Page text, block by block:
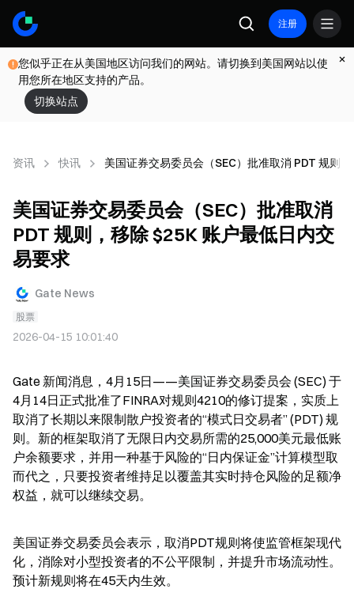
注册
您似乎正在从美国地区访问我们的网站。请切换到美国网站以使
用您所在地区支持的产品。
切换站点
资讯 快讯 美国证券交易委员会（SEC）批准取消 PDT 规则
美国证券交易委员会（SEC）批准取消
PDT 规则，移除 $25K 账户最低日内交
易要求
Gate News
股票
2026-04-15 10:01:40
Gate 新闻消息，4月15日——美国证券交易委员会 (SEC) 于
4月14日正式批准了FINRA对规则4210的修订提案，实质上
取消了长期以来限制散户投资者的“模式日交易者” (PDT) 规
则。新的框架取消了无限日内交易所需的25,000美元最低账
户余额要求，并用一种基于风险的“日内保证金”计算模型取
而代之，只要投资者维持足以覆盖其实时持仓风险的足额净
权益，就可以继续交易。
美国证券交易委员会表示，取消PDT规则将使监管框架现代
化，消除对小型投资者的不公平限制，并提升市场流动性。
预计新规则将在45天内生效。